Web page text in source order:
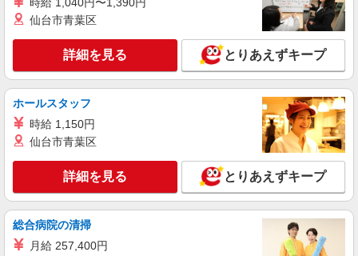
負担少ない仕事
時給1450円〜2062円 ＜日払い有/週払い有/交
通費全支給(ガソリン代含む)＞
北九州市小倉南区
キープ 詳細を見る
派遣社員
株式会社kotrio /●FK-H-1981321
下曽根駅｜シニア向けマンションでの生活サポ
ート・フロアの巡回
時給1450円〜2062円 ＜日払い有/週払い有/交
仙台市青葉区
詳細を見る とりあえずキープ
ホールスタッフ
時給 1,150円
仙台市青葉区
詳細を見る とりあえずキープ
総合病院の清掃
月給 257,400円